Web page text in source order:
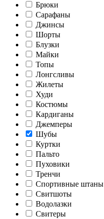
Брюки
Сарафаны
Джинсы
Шорты
Блузки
Майки
Топы
Лонгсливы
Жилеты
Худи
Костюмы
Кардиганы
Джемперы
Шубы
Куртки
Пальто
Пуховики
Тренчи
Спортивные штаны
Свитшоты
Водолазки
Свитеры